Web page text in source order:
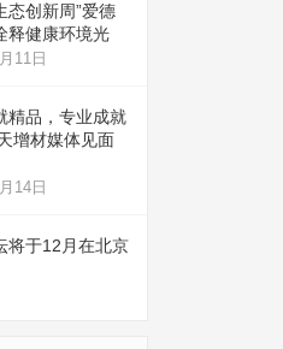
态创新周”爱德
释健康环境光
11日
精品，专业成就
增材媒体见面
14日
将于12月在北京